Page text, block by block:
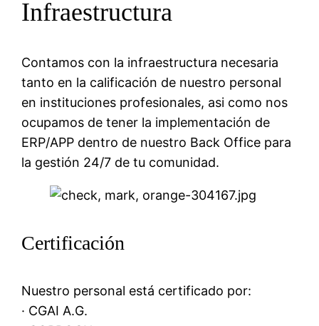
Infraestructura
Contamos con la infraestructura necesaria
tanto en la calificación de nuestro personal
en instituciones profesionales, asi como nos
ocupamos de tener la implementación de
ERP/APP dentro de nuestro Back Office para
la gestión 24/7 de tu comunidad.
Certificación
Nuestro personal está certificado por:
· CGAI A.G.